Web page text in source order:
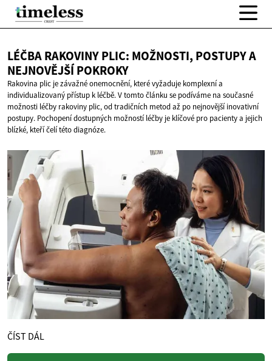
LÉČBA RAKOVINY PLIC: MOŽNOSTI, POSTUPY A
NEJNOVĚJŠÍ POKROKY
Rakovina plic je závažné onemocnění, které vyžaduje komplexní a
individualizovaný přístup k léčbě. V tomto článku se podíváme na současné
možnosti léčby rakoviny plic, od tradičních metod až po nejnovější inovativní
postupy. Pochopení dostupných možností léčby je klíčové pro pacienty a jejich
blízké, kteří čelí této diagnóze.
ČÍST DÁL